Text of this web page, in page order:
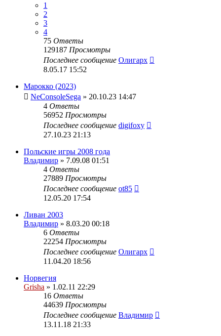
1
2
3
4
75 Ответы
129187 Просмотры
Последнее сообщение Олигарх
8.05.17 15:52
Марокко (2023)
NeConsoleSega » 20.10.23 14:47
4 Ответы
56952 Просмотры
Последнее сообщение digifoxy
27.10.23 21:13
Польские игры 2008 года
Владимир » 7.09.08 01:51
4 Ответы
27889 Просмотры
Последнее сообщение ot85
12.05.20 17:54
Ливан 2003
Владимир » 8.03.20 00:18
6 Ответы
22254 Просмотры
Последнее сообщение Олигарх
11.04.20 18:56
Норвегия
Grisha » 1.02.11 22:29
16 Ответы
44639 Просмотры
Последнее сообщение Владимир
13.11.18 21:33